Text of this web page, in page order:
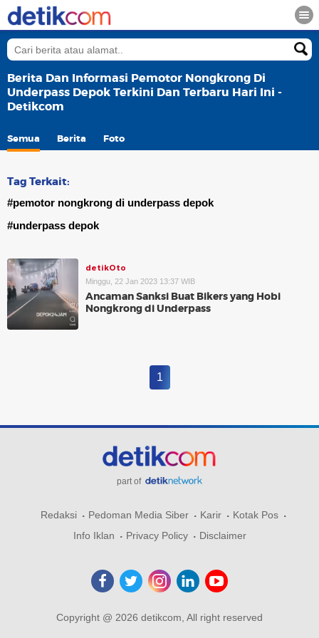
Berita Dan Informasi Pemotor Nongkrong Di
Underpass Depok Terkini Dan Terbaru Hari Ini -
Detikcom
Semua Berita Foto
Tag Terkait:
#pemotor nongkrong di underpass depok
#underpass depok
detikOto
Minggu, 22 Jan 2023 13:37 WIB
Ancaman Sanksi Buat Bikers yang Hobi
Nongkrong di Underpass
1
part of
Redaksi Pedoman Media Siber Karir
Kotak Pos
Info Iklan
Privacy Policy Disclaimer
Copyright @ 2026 detikcom, All right reserved